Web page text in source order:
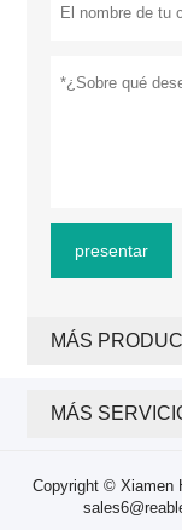
presentar
MÁS
MÁS
Copyright © Xiamen